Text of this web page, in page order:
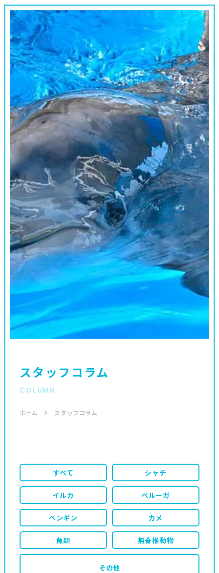
スタッフコラム
COLUMN
ホーム スタッフコラム
すべて シャチ
イルカ ベルーガ
ペンギン カメ
魚類 無脊椎動物
その他